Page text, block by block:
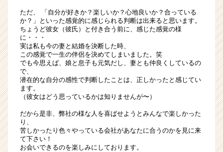
ただ、 「自分が好きか？楽しいか？心地良いか？合っている
か？」といった感覚的に感じられる判断は出来ると思います。
ちょうど彼女（彼氏）と付き合う前に、感じた感覚の様
に・・・
実は私も今の妻と結婚を決断した時、
この感覚で一生の伴侶を決めてしまいました。笑
でも今思えば、娘と息子も元気だし、妻とも仲良くしているの
で、
潜在的な自分の感性で判断したことは、正しかったと感じてい
ます。
（彼女はどう思っているかは知りませんが〜）
だから是非、弊社の様な人を喜ばせようとみんなで楽しかった
り、
苦しかったり色々やっている会社があなたに合うのかを見に来
て下さい！
お会いできるのを楽しみにしております。